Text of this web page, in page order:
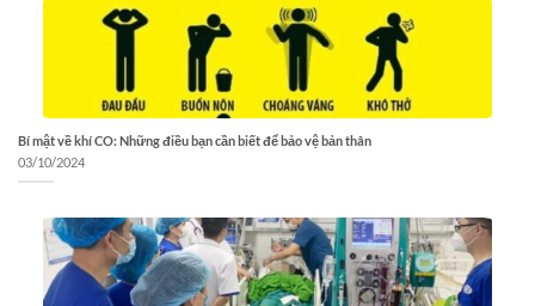
Bí mật về khí CO: Những điều bạn cần biết để bảo vệ bản thân
03/10/2024